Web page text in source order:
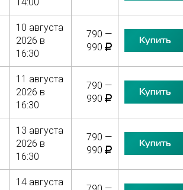
10 августа
2026 в
16:30
790 —
990
Купить
11 августа
2026 в
16:30
790 —
990
Купить
13 августа
2026 в
16:30
790 —
990
Купить
14 августа